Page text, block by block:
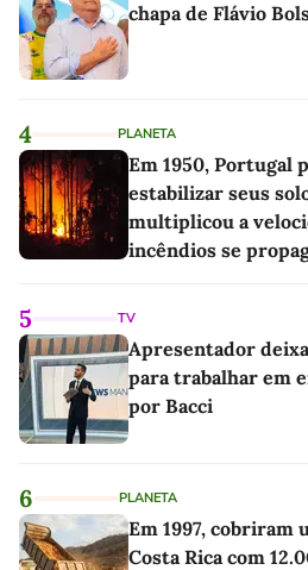
chapa de Flávio
4 PLANETA
Em 1950, Portugal
estabilizar seus
multiplicou a
incêndios se
5 TV
Apresentador
para trabalhar em
por Bacci
6 PLANETA
Em 1997, cobriram
Costa Rica com